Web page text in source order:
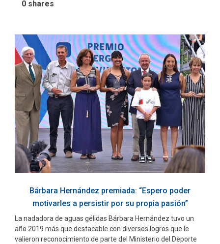
0 shares
Bárbara Hernández premiada: “Espero poder
motivarles a persistir por su propia pasión”
La nadadora de aguas gélidas Bárbara Hernández tuvo un
año 2019 más que destacable con diversos logros que le
valieron reconocimiento de parte del Ministerio del Deporte